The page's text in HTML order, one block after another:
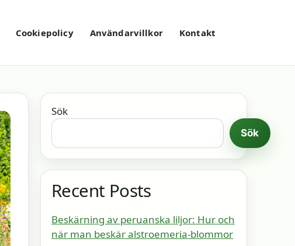
Cookiepolicy Användarvillkor Kontakt
Sök
Sök
Recent Posts
Beskärning av peruanska liljor: Hur och
när man beskär alstroemeria-blommor